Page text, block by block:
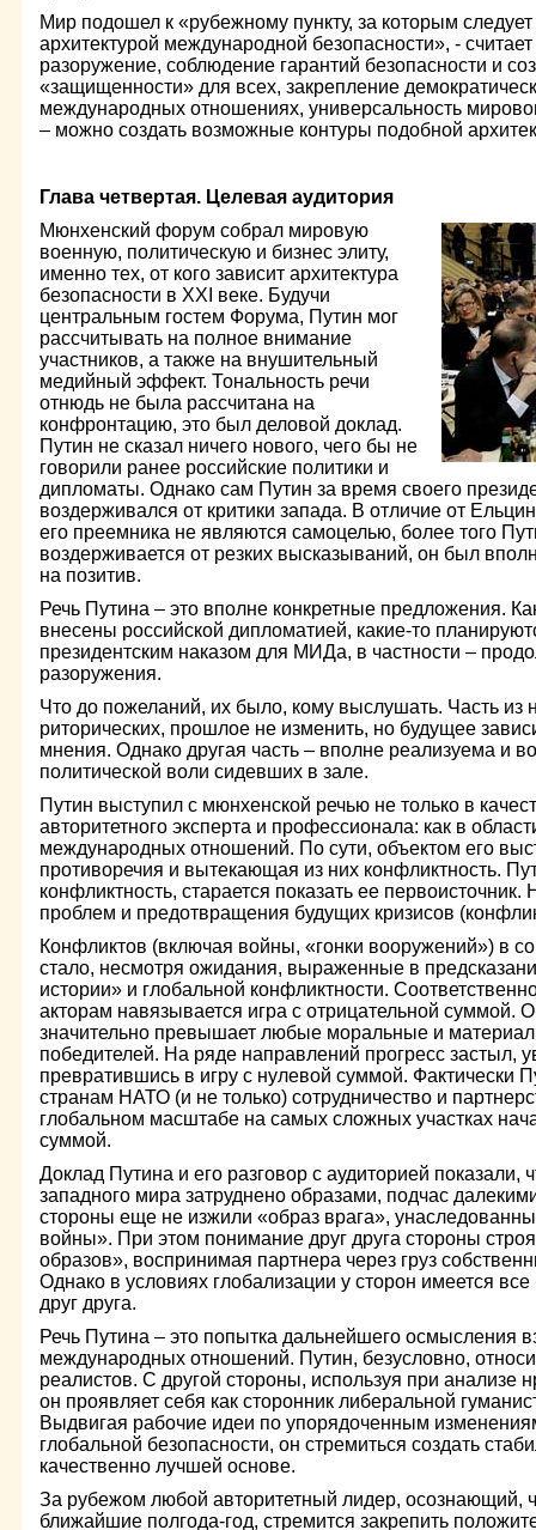
Мир подошел к «рубежному пункту, за которым
архитектурой международной безопасности», -
разоружение, соблюдение гарантий безопасности и
«защищенности» для всех, закрепление
международных отношениях, универсальность
– можно создать возможные контуры подобной
Глава четвертая. Целевая аудитория
Мюнхенский форум собрал мировую
военную, политическую и бизнес элиту,
именно тех, от кого зависит архитектура
безопасности в XXI веке. Будучи
центральным гостем Форума, Путин мог
рассчитывать на полное внимание
участников, а также на внушительный
медийный эффект. Тональность речи
отнюдь не была рассчитана на
конфронтацию, это был деловой доклад.
Путин не сказал ничего нового, чего бы не
говорили ранее российские политики и
дипломаты. Однако сам Путин за время своего
воздерживался от критики запада. В отличие от
его преемника не являются самоцелью, более того
воздерживается от резких высказываний, он был
на позитив.
Речь Путина – это вполне конкретные предложения.
внесены российской дипломатией, какие-то
президентским наказом для МИДа, в частности –
разоружения.
Что до пожеланий, их было, кому выслушать. Часть из
риторических, прошлое не изменить, но будущее
мнения. Однако другая часть – вполне реализуема и
политической воли сидевших в зале.
Путин выступил с мюнхенской речью не только в
авторитетного эксперта и профессионала: как в
международных отношений. По сути, объектом его
противоречия и вытекающая из них конфликтность.
конфликтность, старается показать ее
проблем и предотвращения будущих кризисов
Конфликтов (включая войны, «гонки вооружений») в
стало, несмотря ожидания, выраженные в
истории» и глобальной конфликтности.
акторам навязывается игра с отрицательной суммой.
значительно превышает любые моральные и
победителей. На ряде направлений прогресс застыл,
превратившись в игру с нулевой суммой. Фактически
странам НАТО (и не только) сотрудничество и
глобальном масштабе на самых сложных участках
суммой.
Доклад Путина и его разговор с аудиторией показали,
западного мира затруднено образами, подчас
стороны еще не изжили «образ врага»,
войны». При этом понимание друг друга стороны
образов», воспринимая партнера через груз
Однако в условиях глобализации у сторон имеется
друг друга.
Речь Путина – это попытка дальнейшего осмысления
международных отношений. Путин, безусловно,
реалистов. С другой стороны, используя при анализе
он проявляет себя как сторонник либеральной
Выдвигая рабочие идеи по упорядоченным
глобальной безопасности, он стремиться создать
качественно лучшей основе.
За рубежом любой авторитетный лидер, осознающий,
ближайшие полгода-год, стремится закрепить